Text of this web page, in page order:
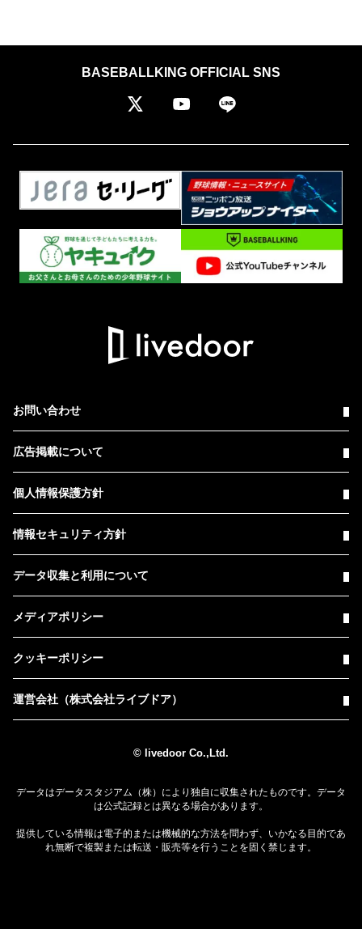
BASEBALLKING OFFICIAL SNS
お問い合わせ
広告掲載について
個人情報保護方針
情報セキュリティ方針
データ収集と利用について
メディアポリシー
クッキーポリシー
運営会社（株式会社ライブドア）
© livedoor Co.,Ltd.
データはデータスタジアム（株）により独自に収集されたものです。データ
は公式記録とは異なる場合があります。
提供している情報は電子的または機械的な方法を問わず、いかなる目的であ
れ無断で複製または転送・販売等を行うことを固く禁じます。